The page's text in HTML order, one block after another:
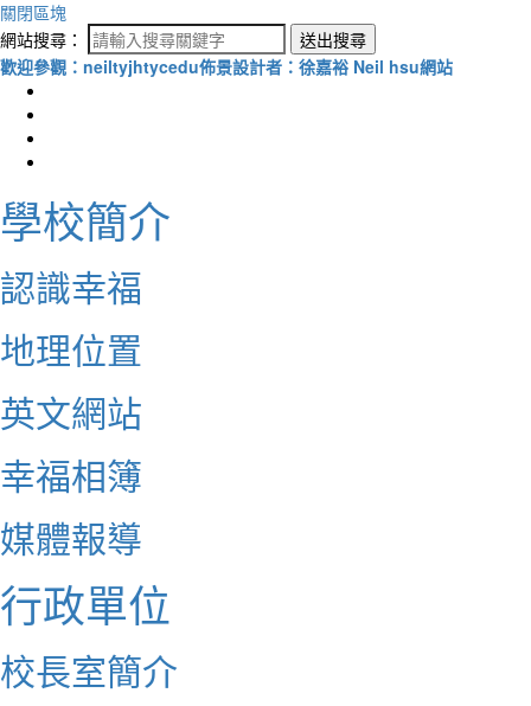
關閉區塊
網站搜尋：
送出搜尋
歡迎參觀：neiltyjhtycedu佈景設計者：徐嘉裕 Neil hsu網站
學校簡介
認識幸福
地理位置
英文網站
幸福相簿
媒體報導
行政單位
校長室簡介